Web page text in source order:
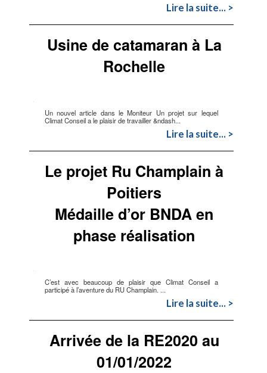
Lire la suite... >
Usine de catamaran à La
Rochelle
Un nouvel article dans le Moniteur Un projet sur lequel
Climat Conseil a le plaisir de travailler &ndash...
Lire la suite... >
Le projet Ru Champlain à
Poitiers
Médaille d’or BNDA en
phase réalisation
C’est avec beaucoup de plaisir que Climat Conseil a
participé à l’aventure du RU Champlain. ...
Lire la suite... >
Arrivée de la RE2020 au
01/01/2022